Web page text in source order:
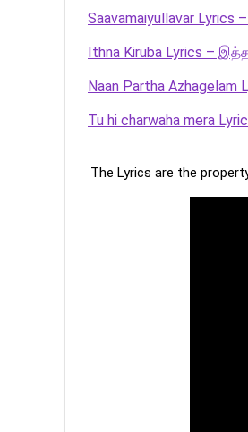
Saavamaiyullavar
Ithna Kiruba Lyrics –
Naan Partha
Tu hi charwaha mera
The Lyrics are the